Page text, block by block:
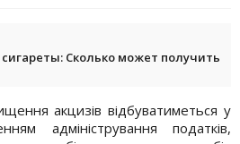
Сколько может получить
акцизів відбуватиметься у
адміністрування податків,